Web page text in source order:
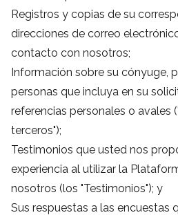
Registros y copias de su
direcciones de correo
contacto con nosotros;
Información sobre su cónyuge,
personas que incluya en su
referencias personales o avales
terceros");
Testimonios que usted nos
experiencia al utilizar la
nosotros (los "Testimonios"); y
Sus respuestas a las encuestas